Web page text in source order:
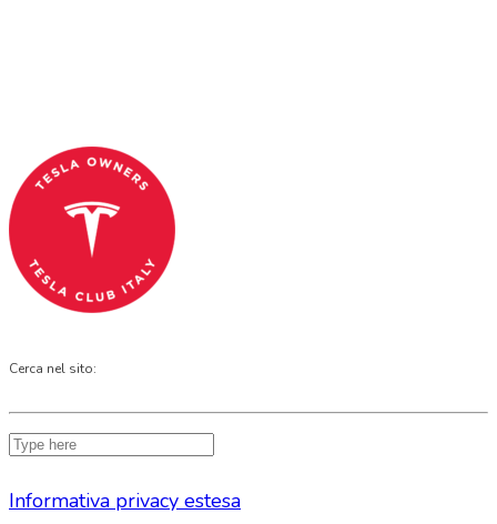
Cerca nel sito:
Informativa privacy estesa